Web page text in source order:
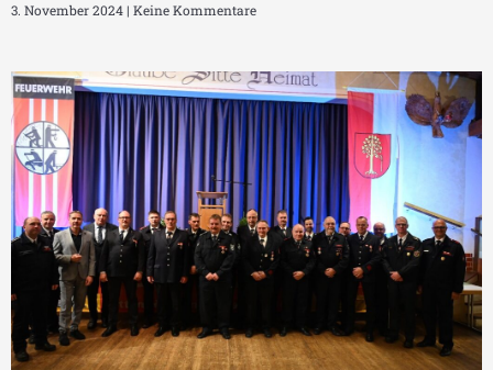
3. November 2024 Keine Kommentare